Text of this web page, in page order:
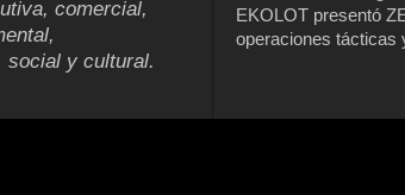
comercial,
social y cultural.
EKOLOT presentó
operaciones tácticas
Tras casi
servicio